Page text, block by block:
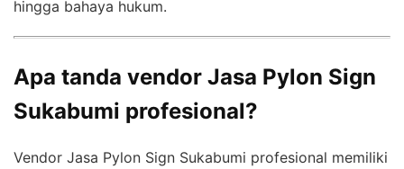
hingga bahaya hukum.
Apa tanda vendor Jasa Pylon Sign
Sukabumi profesional?
Vendor Jasa Pylon Sign Sukabumi profesional memiliki